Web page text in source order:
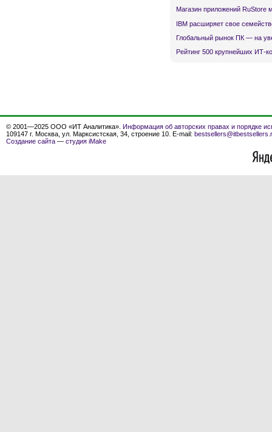
Магазин приложений RuStore
IBM расширяет свое
Глобальный рынок ПК — на
Рейтинг 500 крупнейших ИТ-
© 2001—2025 ООО «ИТ Аналитика». Информация об авторских правах и порядке
109147 г. Москва, ул. Марксистская, 34, строение 10. E-mail:
Создание сайта — студия iMake